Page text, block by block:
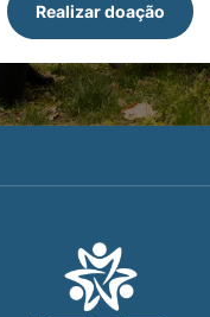
Realizar doação